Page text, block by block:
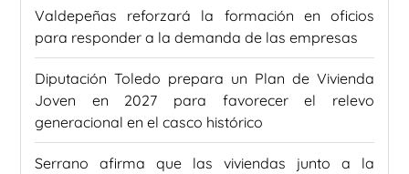
Valdepeñas reforzará la formación en oficios
para responder a la demanda de las empresas
Diputación Toledo prepara un Plan de Vivienda
Joven en 2027 para favorecer el relevo
generacional en el casco histórico
Serrano afirma que las viviendas junto a la